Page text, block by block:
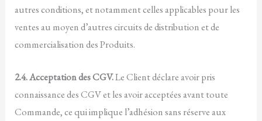
autres conditions, et notamment celles applicables pour les
ventes au moyen d’autres circuits de distribution et de
commercialisation des Produits.
2.4. Acceptation des CGV.Le Client déclare avoir pris
connaissance des CGV et les avoir acceptées avant toute
Commande, ce qui implique l’adhésion sans réserve aux